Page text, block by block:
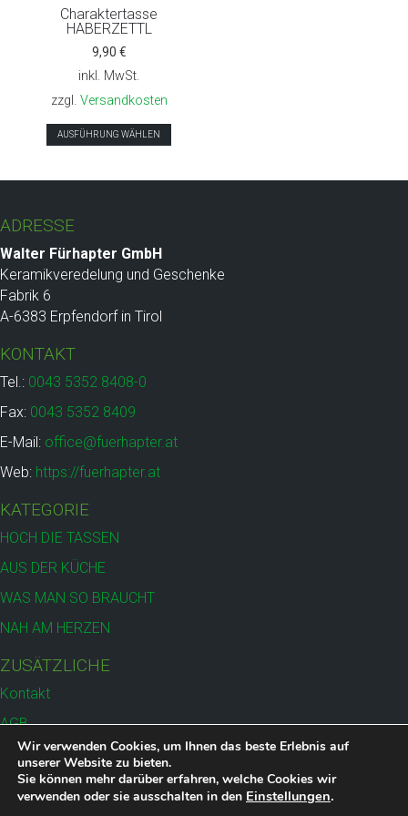
Charaktertasse
HABERZETTL
9,90 €
inkl. MwSt.
zzgl. Versandkosten
AUSFÜHRUNG WÄHLEN
Dieses
Produkt
Optionen
ADRESSE
Walter Fürhapter GmbH
Keramikveredelung und Geschenke
Fabrik 6
A-6383 Erpfendorf in Tirol
KONTAKT
Tel.: 0043 5352 8408-0
Fax: 0043 5352 8409
E-Mail: office@fuerhapter.at
Web: https://fuerhapter.at
KATEGORIE
HOCH DIE TASSEN
AUS DER KÜCHE
WAS MAN SO BRAUCHT
NAH AM HERZEN
ZUSÄTZLICHE
Kontakt
AGB
Versand
Datenschutz
Wir verwenden Cookies, um Ihnen das beste Erlebnis auf
unserer Website zu bieten.
Sie können mehr darüber erfahren, welche Cookies wir
verwenden oder sie ausschalten in den Einstellungen.